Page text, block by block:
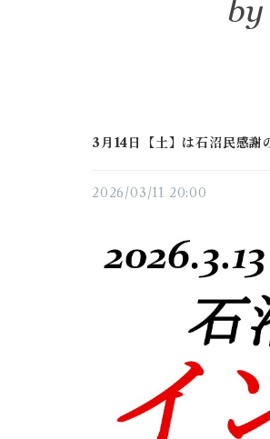
3月14日【土】は石沼民感謝
2026/03/11 20:00